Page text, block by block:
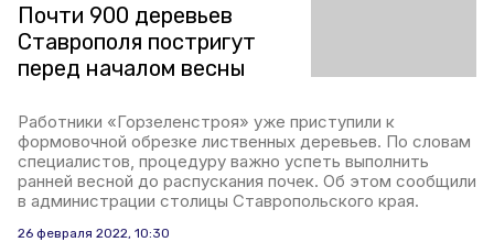
Почти 900 деревьев
Ставрополя постригут
перед началом весны
Работники «Горзеленстроя» уже приступили к
формовочной обрезке лиственных деревьев. По словам
специалистов, процедуру важно успеть выполнить
ранней весной до распускания почек. Об этом сообщили
в администрации столицы Ставропольского края.
26 февраля 2022, 10:30